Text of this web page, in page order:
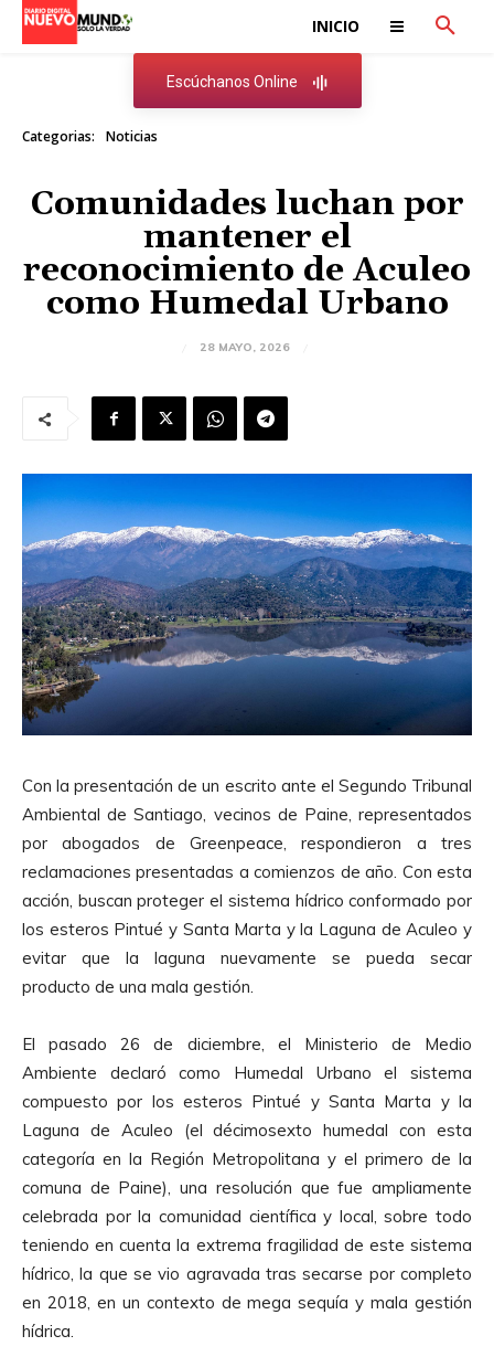
INICIO
Escúchanos Online
Categorias: Noticias
Comunidades luchan por
mantener el
reconocimiento de Aculeo
como Humedal Urbano
28 MAYO, 2026
Con la presentación de un escrito ante el Segundo Tribunal
Ambiental de Santiago, vecinos de Paine, representados
por abogados de Greenpeace, respondieron a tres
reclamaciones presentadas a comienzos de año. Con esta
acción, buscan proteger el sistema hídrico conformado por
los esteros Pintué y Santa Marta y la Laguna de Aculeo y
evitar que la laguna nuevamente se pueda secar
producto de una mala gestión.
El pasado 26 de diciembre, el Ministerio de Medio
Ambiente declaró como Humedal Urbano el sistema
compuesto por los esteros Pintué y Santa Marta y la
Laguna de Aculeo (el décimosexto humedal con esta
categoría en la Región Metropolitana y el primero de la
comuna de Paine), una resolución que fue ampliamente
celebrada por la comunidad científica y local, sobre todo
teniendo en cuenta la extrema fragilidad de este sistema
hídrico, la que se vio agravada tras secarse por completo
en 2018, en un contexto de mega sequía y mala gestión
hídrica.